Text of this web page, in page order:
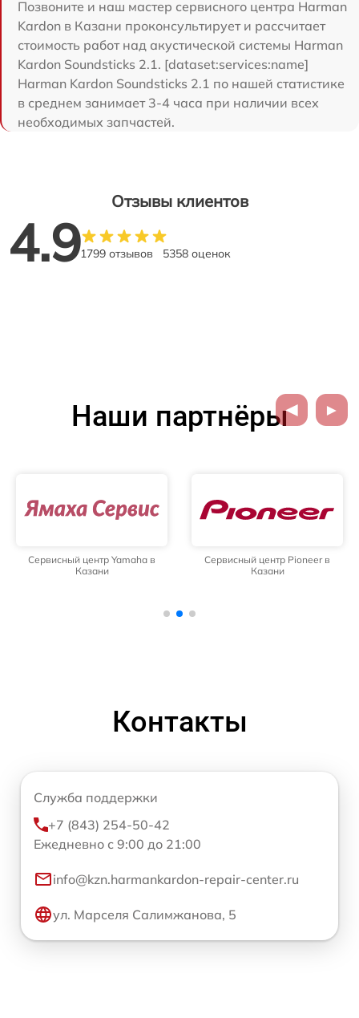
Позвоните и наш мастер сервисного центра Harman
Kardon в Казани проконсультирует и рассчитает
стоимость работ над акустической системы Harman
Kardon Soundsticks 2.1. [dataset:services:name]
Harman Kardon Soundsticks 2.1 по нашей статистике
в среднем занимает 3-4 часа при наличии всех
необходимых запчастей.
Отзывы клиентов
4.91799 отзывов 5358 оценок
Наши партнёры
Сервисный центр Yamaha в
Казани
Сервисный центр Pioneer в
Казани
Контакты
Служба поддержки
+7 (843) 254-50-42
Ежедневно с 9:00 до 21:00
info@kzn.harmankardon-repair-center.ru
ул. Марселя Салимжанова, 5